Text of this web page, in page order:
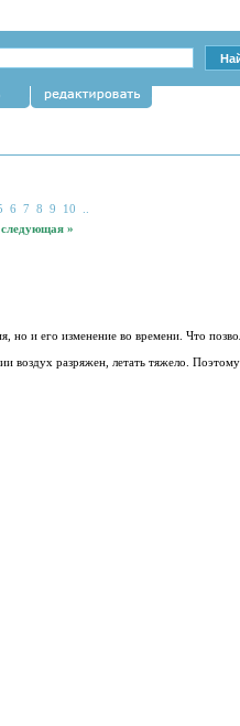
6 7 8 9 10
следующая »
но и его изменение во времени. Что
разряжен, летать тяжело. Поэтому